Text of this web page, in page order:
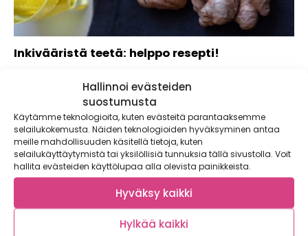
Hallinnoi evästeiden
suostumusta
Käytämme teknologioita, kuten evästeitä parantaaksemme
selailukokemusta. Näiden teknologioiden hyväksyminen antaa
meille mahdollisuuden käsitellä tietoja, kuten
selailukäyttäytymistä tai yksilöllisiä tunnuksia tällä sivustolla. Voit
hallita evästeiden käyttölupaa alla olevista painikkeista.
Hyväksy kaikki
Hylkää kaikki
Inkivääristä teetä: helppo resepti!
juoman! Tämä inkivääritee on ehdoton resepti, jos...